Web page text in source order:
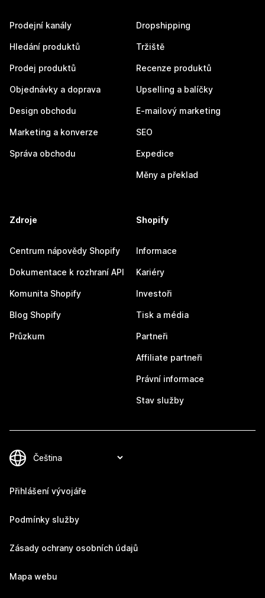
Prodejní kanály
Hledání produktů
Prodej produktů
Objednávky a doprava
Design obchodu
Marketing a konverze
Správa obchodu
Dropshipping
Tržiště
Recenze produktů
Upselling a balíčky
E-mailový marketing
SEO
Expedice
Měny a překlad
Zdroje
Centrum nápovědy Shopify
Dokumentace k rozhraní API
Komunita Shopify
Blog Shopify
Průzkum
Shopify
Informace
Kariéry
Investoři
Tisk a média
Partneři
Affiliate partneři
Právní informace
Stav služby
Přihlášení vývojáře
Podmínky služby
Zásady ochrany osobních údajů
Mapa webu